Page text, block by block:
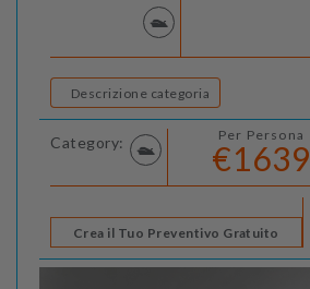
Descrizione categoria
Category: Per Persona
€1639
Crea il Tuo Preventivo Gratuito